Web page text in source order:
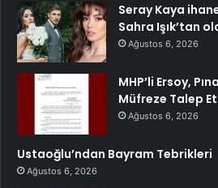
Seray Kaya
Sahra Işık’tan
Ağustos 6, 2026
MHP’li Ersoy,
Müfreze Talep
Ağustos 6, 2026
Ustaoğlu’ndan Bayram Tebrikleri
Ağustos 6, 2026